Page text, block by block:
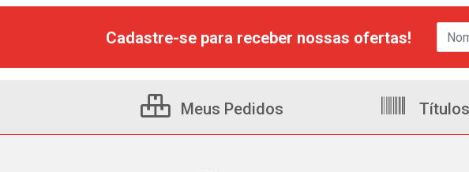
Cadastre-se para receber nossas ofertas!
Meus Pedidos Títulos